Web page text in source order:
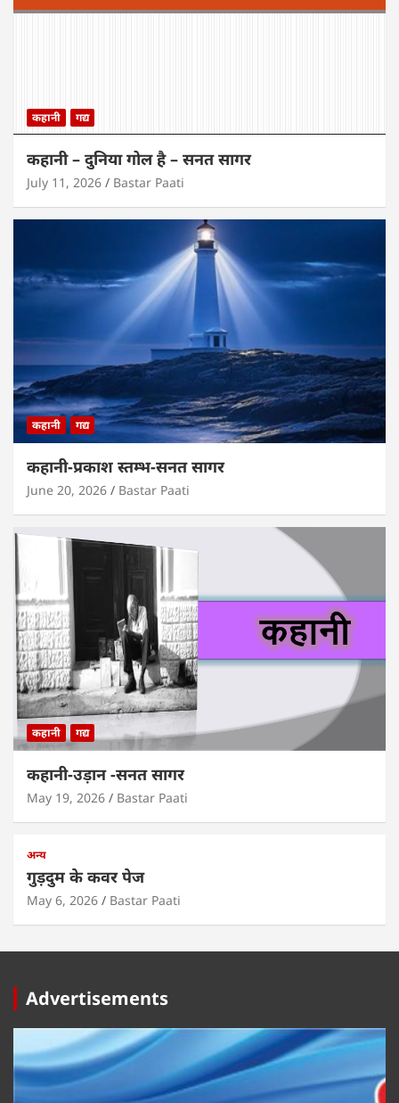
कहानी गद्य
कहानी – दुनिया गोल है – सनत सागर
July 11, 2026 Bastar Paati
कहानी गद्य
कहानी-प्रकाश स्तम्भ-सनत सागर
June 20, 2026 Bastar Paati
कहानी गद्य
कहानी-उड़ान -सनत सागर
May 19, 2026 Bastar Paati
अन्य
गुड़दुम के कवर पेज
May 6, 2026 Bastar Paati
Advertisements